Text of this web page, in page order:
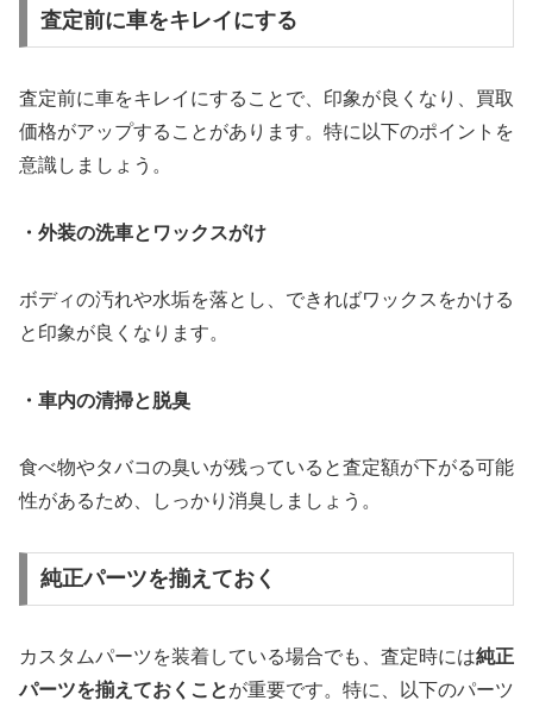
査定前に車をキレイにする
査定前に車をキレイにすることで、印象が良くなり、買取
価格がアップすることがあります。特に以下のポイントを
意識しましょう。
・外装の洗車とワックスがけ
ボディの汚れや水垢を落とし、できればワックスをかける
と印象が良くなります。
・車内の清掃と脱臭
食べ物やタバコの臭いが残っていると査定額が下がる可能
性があるため、しっかり消臭しましょう。
純正パーツを揃えておく
カスタムパーツを装着している場合でも、査定時には純正
パーツを揃えておくことが重要です。特に、以下のパーツ